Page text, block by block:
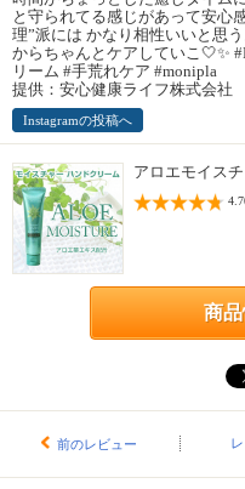
と守られてる感じがあって安心
理”派には かなり相性いいと思
からちゃんとケアしていこ🤍✨
リーム #手荒れケア #monipla
提供：安心健康ライフ株式会社
Instagramの投稿へ
アロエモイス
商
前のレビュー